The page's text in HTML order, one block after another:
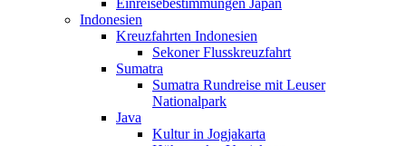
Einreisebestimmungen Japan
Indonesien
Kreuzfahrten Indonesien
Sekoner Flusskreuzfahrt
Sumatra
Sumatra Rundreise mit Leuser
Nationalpark
Java
Kultur in Jogjakarta